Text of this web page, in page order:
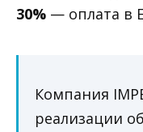
30% — оплата в
Компания
реализации